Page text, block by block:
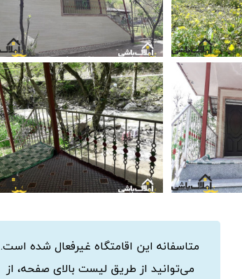
متاسفانه این اقامتگاه غیرفعال شده است.
می‌توانید از طریق لیست بالای صفحه، از